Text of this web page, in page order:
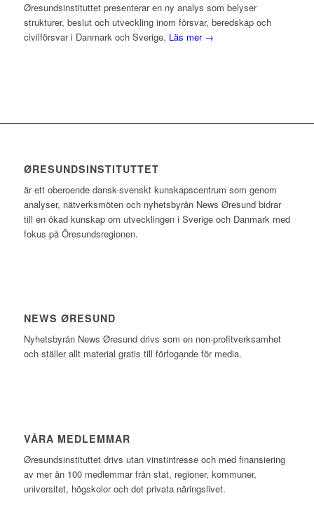
Øresundsinstituttet presenterar en ny analys som belyser
strukturer, beslut och utveckling inom försvar, beredskap och
civilförsvar i Danmark och Sverige. Läs mer →
ØRESUNDSINSTITUTTET
är ett oberoende dansk-svenskt kunskapscentrum som genom
analyser, nätverksmöten och nyhetsbyrån News Øresund bidrar
till en ökad kunskap om utvecklingen i Sverige och Danmark med
fokus på Öresundsregionen.
NEWS ØRESUND
Nyhetsbyrån News Øresund drivs som en non-profitverksamhet
och ställer allt material gratis till förfogande för media.
VÅRA MEDLEMMAR
Øresundsinstituttet drivs utan vinst­intresse och med finansiering
av mer än 100 medlemmar från stat, regioner, kommuner,
universitet, högskolor och det privata näringslivet.